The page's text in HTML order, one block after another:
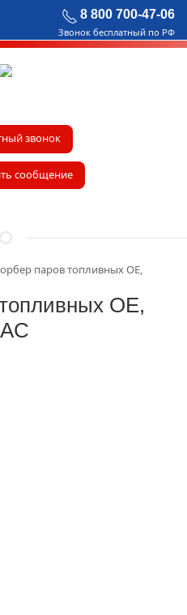
8 800 700-47-06
Звонок бесплатный по РФ
звонок
сообщение
паров топливных OE,
OE,